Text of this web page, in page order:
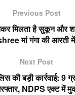
s
A
p
e
Previous Post
मिलता है सुकून और
मां गंगा की आरती में
Next Post
की बड़ी कार्रवाई: 9
NDPS एक्ट में